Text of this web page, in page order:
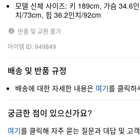
모델 신체 사이즈: 키 189cm, 가슴 34.6
치/73cm, 힙 36.2인치/92cm
반품 및 교환 불가
아이템 ID: 949849
배송 및 반품 규정
배송에 대한 자세한 내용은 여기를 클릭하
궁금한 점이 있으신가요?
여기를 클릭해 자주 묻는 질문과 대답 및 고